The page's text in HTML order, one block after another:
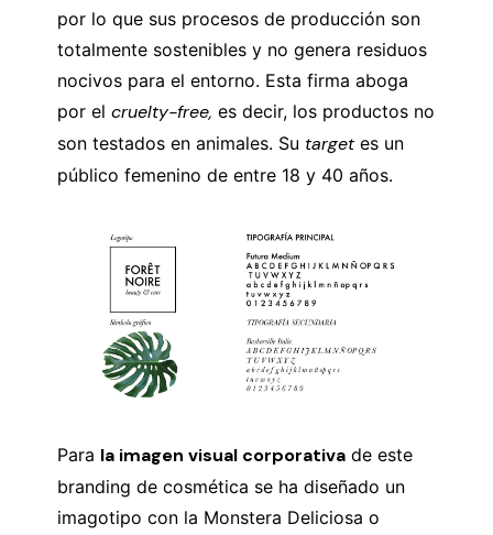
por lo que sus procesos de producción son
totalmente sostenibles y no genera residuos
nocivos para el entorno. Esta firma aboga
por el cruelty-free, es decir, los productos no
son testados en animales. Su targetes un
público femenino de entre 18 y 40 años.
Para la imagen visual corporativa de este
branding de cosmética se ha diseñado un
imagotipo con la Monstera Deliciosa o